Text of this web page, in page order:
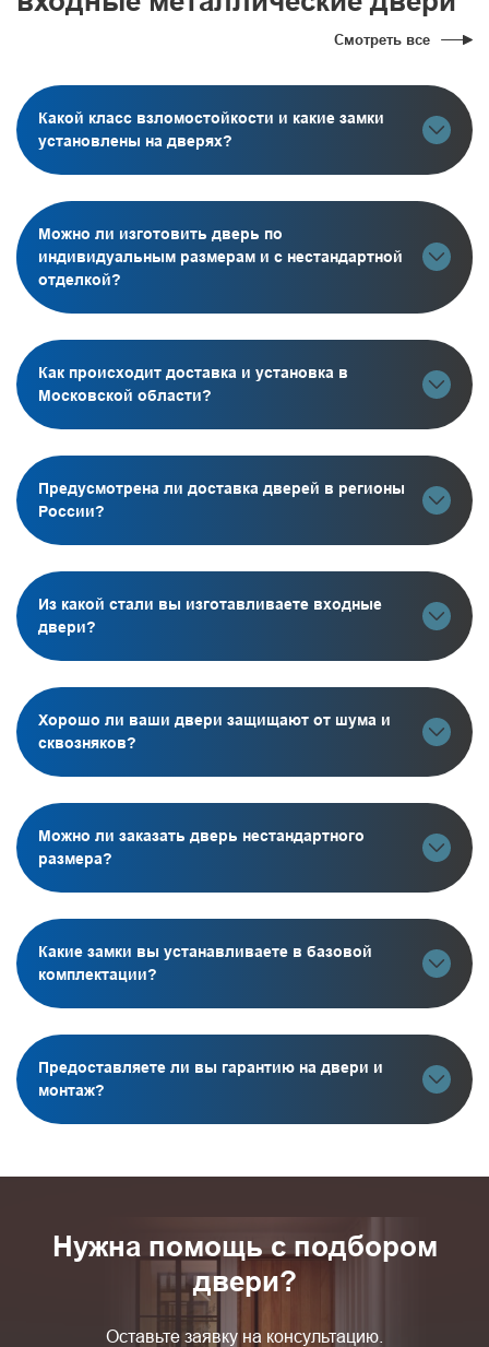
Смотреть все
Какой класс взломостойкости и какие замки
установлены на дверях?
Можно ли изготовить дверь по
индивидуальным размерам и с нестандартной
отделкой?
Как происходит доставка и установка в
Московской области?
Предусмотрена ли доставка дверей в регионы
России?
Из какой стали вы изготавливаете входные
двери?
Хорошо ли ваши двери защищают от шума и
сквозняков?
Можно ли заказать дверь нестандартного
размера?
Какие замки вы устанавливаете в базовой
комплектации?
Предоставляете ли вы гарантию на двери и
монтаж?
Нужна помощь с подбором
двери?
Оставьте заявку на консультацию.